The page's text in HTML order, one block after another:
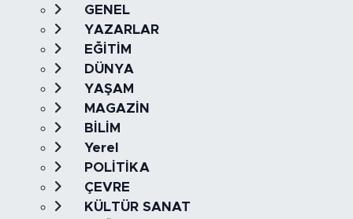
GENEL
YAZARLAR
EĞİTİM
DÜNYA
YAŞAM
MAGAZİN
BİLİM
Yerel
POLİTİKA
ÇEVRE
KÜLTÜR SANAT